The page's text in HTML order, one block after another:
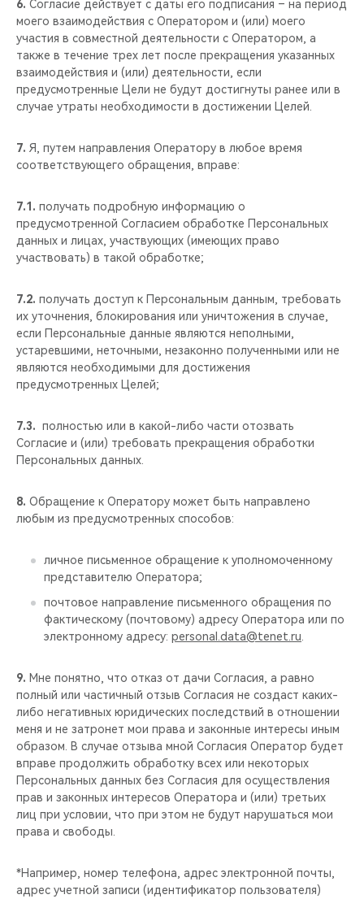
6. Согласие действует с даты его подписания – на период
моего взаимодействия с Оператором и (или) моего
участия в совместной деятельности с Оператором, а
также в течение трех лет после прекращения указанных
взаимодействия и (или) деятельности, если
предусмотренные Цели не будут достигнуты ранее или в
случае утраты необходимости в достижении Целей.
7. Я, путем направления Оператору в любое время
соответствующего обращения, вправе:
7.1. получать подробную информацию о
предусмотренной Согласием обработке Персональных
данных и лицах, участвующих (имеющих право
участвовать) в такой обработке;
7.2. получать доступ к Персональным данным, требовать
их уточнения, блокирования или уничтожения в случае,
если Персональные данные являются неполными,
устаревшими, неточными, незаконно полученными или не
являются необходимыми для достижения
предусмотренных Целей;
7.3. полностью или в какой-либо части отозвать
Согласие и (или) требовать прекращения обработки
Персональных данных.
8. Обращение к Оператору может быть направлено
любым из предусмотренных способов:
личное письменное обращение к уполномоченному
представителю Оператора;
почтовое направление письменного обращения по
фактическому (почтовому) адресу Оператора или по
электронному адресу: personal.data@tenet.ru
9. Мне понятно, что отказ от дачи Согласия, а равно
полный или частичный отзыв Согласия не создаст каких-
либо негативных юридических последствий в отношении
меня и не затронет мои права и законные интересы иным
образом. В случае отзыва мной Согласия Оператор будет
вправе продолжить обработку всех или некоторых
Персональных данных без Согласия для осуществления
прав и законных интересов Оператора и (или) третьих
лиц при условии, что при этом не будут нарушаться мои
права и свободы.
*Например, номер телефона, адрес электронной почты,
адрес учетной записи (идентификатор пользователя)